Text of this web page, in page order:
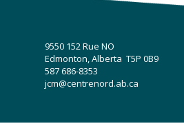
9550 152 Rue NO
Edmonton, Alberta T5P 0B9
587 686-8353
jcm@centrenord.ab.ca